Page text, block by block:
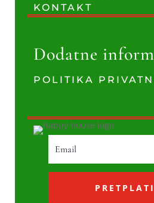
KONTAKT
Dodatne
POLITIKA